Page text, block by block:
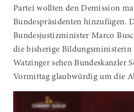
Partei wollten den Demission
Bundespräsidenten hinzufügen.
Bundesjustizminister Marco
die bisherige Bildungsministerin
Watzinger sehen Bundeskanzler
Vormittag glaubwürdig um die